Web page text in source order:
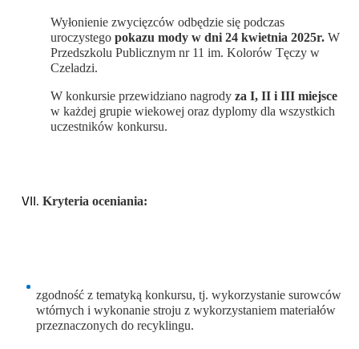
Wyłonienie zwycięzców odbędzie się podczas
uroczystego pokazu mody w dni 24 kwietnia 2025r. W
Przedszkolu Publicznym nr 11 im. Kolorów Tęczy w
Czeladzi.
W konkursie przewidziano nagrody za I, II i III miejsce
w każdej grupie wiekowej oraz dyplomy dla wszystkich
uczestników konkursu.
Kryteria oceniania:
zgodność z tematyką konkursu, tj. wykorzystanie surowców
wtórnych i wykonanie stroju z wykorzystaniem materiałów
przeznaczonych do recyklingu.